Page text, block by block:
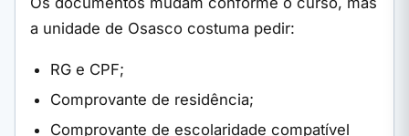
a unidade de Osasco costuma pedir:
RG e CPF;
Comprovante de residência;
Comprovante de escolaridade compatível